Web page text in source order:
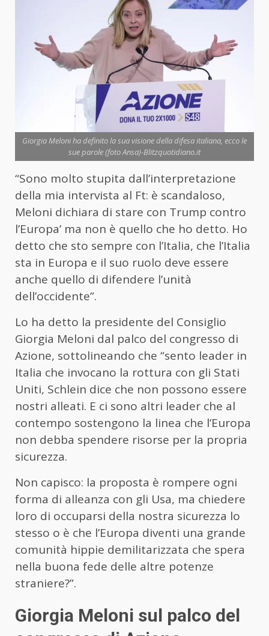
Giorgia Meloni ha definito la sua visione della difesa italiana, ecco le
sue parole (foto Ansa)-Blitzquotidiano.it
“Sono molto stupita dall’interpretazione
della mia intervista al Ft: è scandaloso,
Meloni dichiara di stare con Trump contro
l’Europa’ ma non è quello che ho detto. Ho
detto che sto sempre con l’Italia, che l’Italia
sta in Europa e il suo ruolo deve essere
anche quello di difendere l’unità
dell’occidente”.
Lo ha detto la presidente del Consiglio
Giorgia Meloni dal palco del congresso di
Azione, sottolineando che “sento leader in
Italia che invocano la rottura con gli Stati
Uniti, Schlein dice che non possono essere
nostri alleati. E ci sono altri leader che al
contempo sostengono la linea che l’Europa
non debba spendere risorse per la propria
sicurezza.
Non capisco: la proposta è rompere ogni
forma di alleanza con gli Usa, ma chiedere
loro di occuparsi della nostra sicurezza lo
stesso o è che l’Europa diventi una grande
comunità hippie demilitarizzata che spera
nella buona fede delle altre potenze
straniere?”.
Giorgia Meloni sul palco del